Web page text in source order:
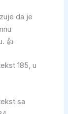
da je
👍
185, u
sa